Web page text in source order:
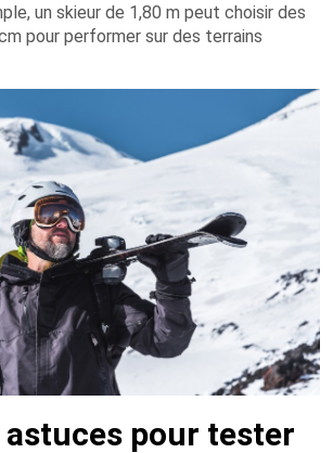
un skieur de 1,80 m peut choisir des
pour performer sur des terrains
astuces pour tester